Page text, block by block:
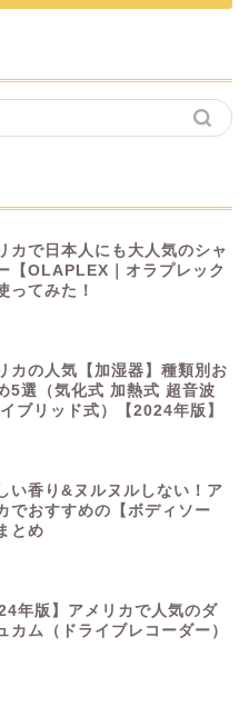
カで日本人にも大人気のシャ
【OLAPLEX｜オラプレック
ってみた！
カの人気【加湿器】種類別お
5選（気化式 加熱式 超音波
ブリッド式）【2024年版】
い香り&ヌルヌルしない！ア
でおすすめの【ボディソー
とめ
年版】アメリカで人気のダ
カム（ドライブレコーダー）